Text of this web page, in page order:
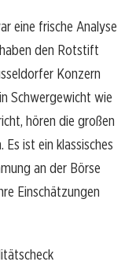
eine frische Analyse
den Rotstift
Konzern
Schwergewicht wie
hören die großen
ist ein klassisches
an der Börse
Einschätzungen